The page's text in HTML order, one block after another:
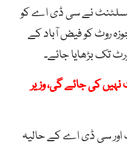
نے سی ڈی اے کو
روٹ کو فیض آباد کے
تک بڑھایا جائے۔
نہیں کی جائے گی، وزیر
اور سی ڈی اے کے حالیہ